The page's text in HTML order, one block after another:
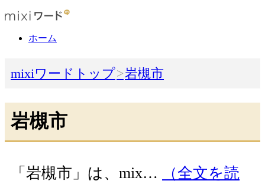
ホーム
mixiワードトップ 岩槻市
岩槻市
「岩槻市」は、mix…
（全文を読